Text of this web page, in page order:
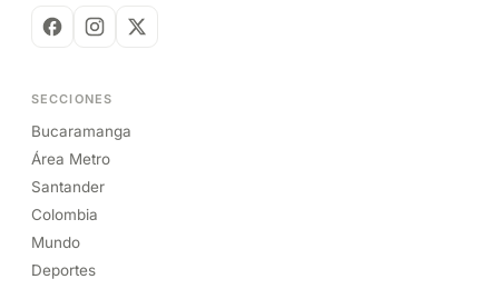
SECCIONES
Bucaramanga
Área Metro
Santander
Colombia
Mundo
Deportes